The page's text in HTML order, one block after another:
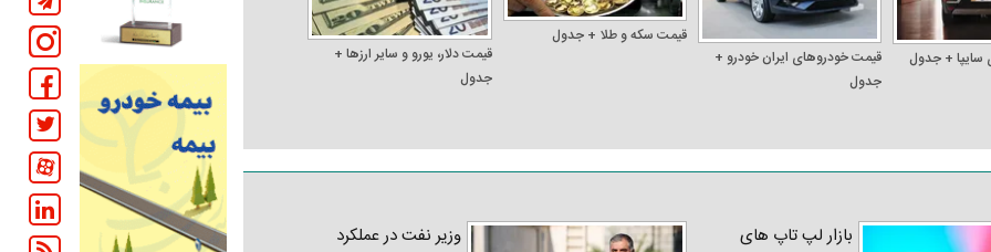
+ جدول
قیمت خودرو‌های ایران خودرو +
جدول
قیمت سکه و طلا + جدول
قیمت دلار، یورو و سایر ارز‌ها +
جدول
بازار لپ‌ تاپ‌ های
وزیر نفت در عملکرد